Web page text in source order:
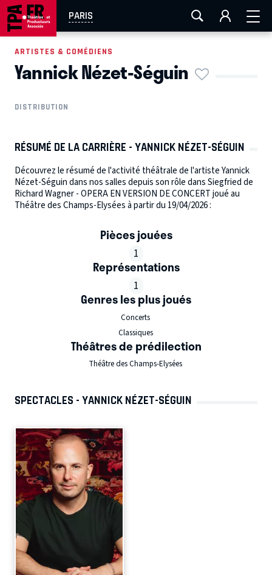
PARIS
AIX-MARSEILLE LA ROCHELLE
EN TOURNÉE
ARTISTES & COMÉDIENS
Yannick Nézet-Séguin
DISTRIBUTION
RÉSUMÉ DE LA CARRIÈRE - YANNICK NÉZET-SÉGUIN
Découvrez le résumé de l'activité théâtrale de l'artiste Yannick
Nézet-Séguin dans nos salles depuis son rôle dans Siegfried de
Richard Wagner - OPERA EN VERSION DE CONCERT joué au
Théâtre des Champs-Elysées à partir du 19/04/2026 :
Pièces jouées
1
Représentations
1
Genres les plus joués
Concerts
Classiques
Théâtres de prédilection
Théâtre des Champs-Elysées
SPECTACLES - YANNICK NÉZET-SÉGUIN